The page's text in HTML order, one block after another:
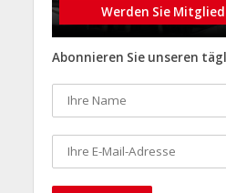
Werden Sie
Abonnieren Sie unseren